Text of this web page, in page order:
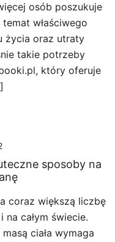
osób poszukuje
właściwego
życia oraz utraty
takie potrzeby
który oferuje
sposoby na
coraz większą liczbę
całym świecie.
ciała wymaga